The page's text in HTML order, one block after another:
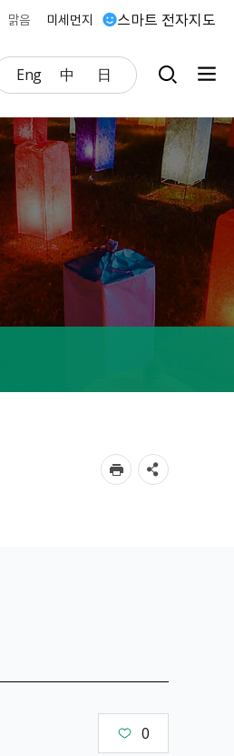
스마트 전자지도
맑음 미세먼지
Eng 中 日
0